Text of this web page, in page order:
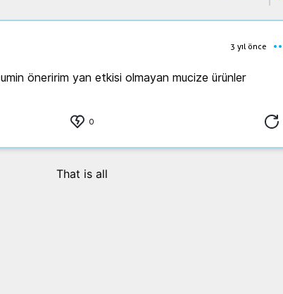
3 yıl önce
öneririm yan etkisi olmayan mucize ürünler
0
That is all